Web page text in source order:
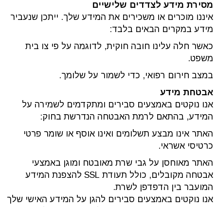
מסירת מידע לצדדים שלישיים
איננו מוכרים או משכירים את המידע שלך. ייתכן שנעביר
מידע במקרים הבאים בלבד:
כאשר חלה עלינו חובה חוקית, לדוגמה על פי צו בית
משפט.
במצב חירום רפואי, כדי לשמור על שלומך.
אבטחת מידע
אנו נוקטים באמצעים סבירים ומתקדמים לשמירה על
המידע, בהתאם לרמת האבטחה הנדרשת בחוק:
האתר אינו מבצע תשלומים ואינו אוסף או שומר פרטי
כרטיסי אשראי.
האתר מאוחסן על גבי שרת מאובטח ומוגן באמצעי
אבטחה מקובלים, כולל תעודת SSL להצפנת המידע
המועבר בין הדפדפן לשרת.
אנו נוקטים באמצעים סבירים להגן על המידע האישי שלך